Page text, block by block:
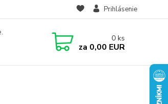
Prihlásenie
0 ks
za 0,00 EUR